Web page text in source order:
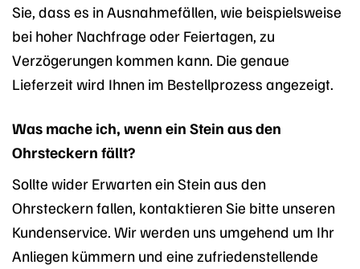
Sie, dass es in Ausnahmefällen, wie beispielsweise
bei hoher Nachfrage oder Feiertagen, zu
Verzögerungen kommen kann. Die genaue
Lieferzeit wird Ihnen im Bestellprozess angezeigt.
Was mache ich, wenn ein Stein aus den
Ohrsteckern fällt?
Sollte wider Erwarten ein Stein aus den
Ohrsteckern fallen, kontaktieren Sie bitte unseren
Kundenservice. Wir werden uns umgehend um Ihr
Anliegen kümmern und eine zufriedenstellende